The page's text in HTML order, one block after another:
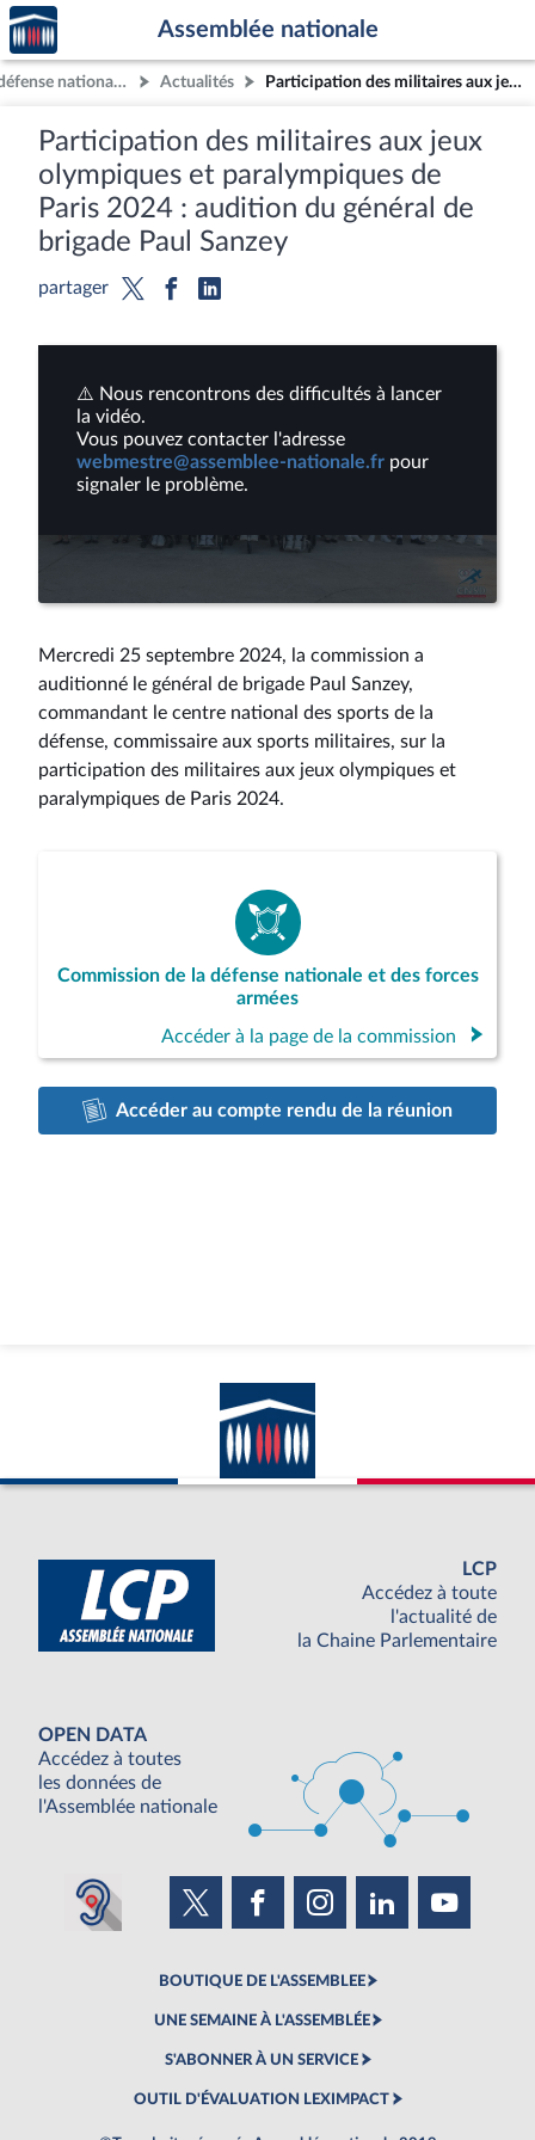
Aller au contenu
Aller en bas de la page
Accèder
à la
page
d'accueil
Assemblée nationale
Commission de la défense nationale et des forces armées Actualités Participation des militaires aux jeux olympiques et paralympiques de Paris 2024 : audition du général de brigade Paul Sanzey
Participation des militaires aux jeux
olympiques et paralympiques de
Paris 2024 : audition du général de
brigade Paul Sanzey
partager
vidéo
⚠️ Nous rencontrons des difficultés à lancer
la vidéo.
Vous pouvez contacter l'adresse
webmestre@assemblee-nationale.fr pour
signaler le problème.
Mercredi 25 septembre 2024, la commission a
auditionné le général de brigade Paul Sanzey,
commandant le centre national des sports de la
défense, commissaire aux sports militaires, sur la
participation des militaires aux jeux olympiques et
paralympiques de Paris 2024.
Commission de la défense nationale et des forces
armées
Accéder à la page de la commission
Accéder au compte rendu de la réunion
LCP
Accédez à toute
l'actualité de
la Chaine Parlementaire
OPEN DATA
Accédez à toutes
les données de
l'Assemblée nationale
BOUTIQUE DE L'ASSEMBLEE
UNE SEMAINE À L'ASSEMBLÉE
S'ABONNER À UN SERVICE
OUTIL D'ÉVALUATION LEXIMPACT